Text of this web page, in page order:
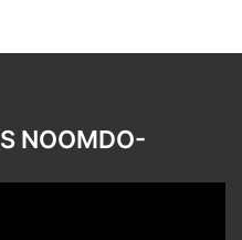
NOOMDO-